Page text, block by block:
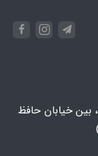
بین خیابان حافظ